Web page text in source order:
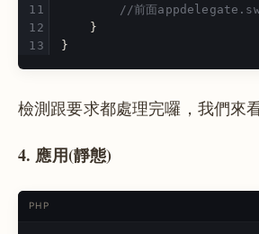
//前面
}
}
檢測跟要求都處理完囉，我們來
4. 應用(靜態)
PHP